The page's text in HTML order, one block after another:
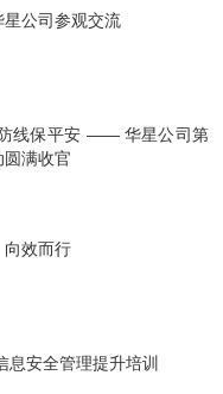
公司参观交流
线保平安 —— 华星公司第
圆满收官
向效而行
息安全管理提升培训